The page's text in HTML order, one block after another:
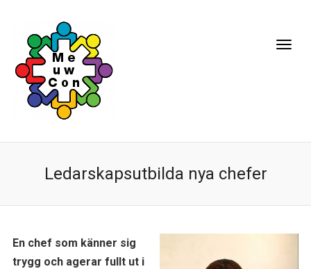
Ledarskapsutbilda nya chefer
En chef som känner sig
trygg och agerar fullt ut i